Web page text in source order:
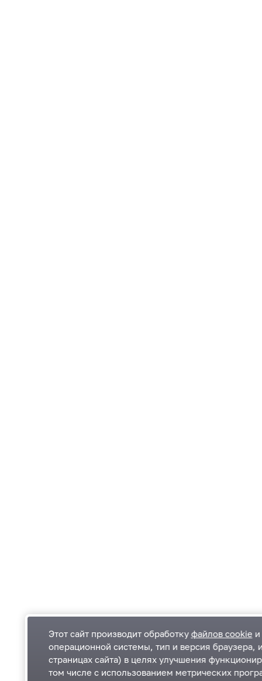
Одинцовский городской округ Московской
области
Этот сайт производит обработку файлов cookie
операционной системы, тип и версия браузера,
страницах сайта) в целях улучшения
том числе с использованием метрических